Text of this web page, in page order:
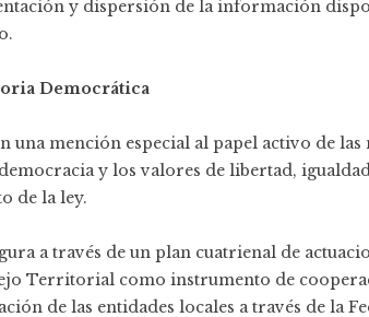
y dispersión de la información
Democrática
una mención especial al papel activo de las
y los valores de libertad,
de la ley.
a través de un plan cuatrienal de
Territorial como instrumento de
de las entidades locales a través de la